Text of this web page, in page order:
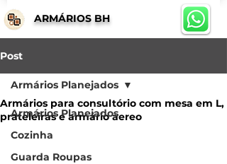
ARMÁRIOS BH
Post
Armários Planejados
Cozinha
Guarda Roupas
Armários Planejados
Armários para consultório com mesa em L,
prateleiras e armário aereo